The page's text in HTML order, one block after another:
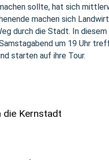
sollte, hat sich
machen sich
durch die Stadt. In
um 19 Uhr
starten auf ihre Tour.
die Kernstadt